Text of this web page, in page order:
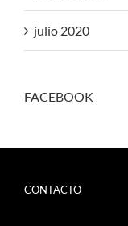
julio 2020
FACEBOOK
CONTACTO